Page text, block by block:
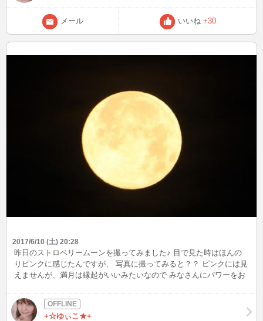
メール いいね +30
2017/6/10 (土) 20:28
昨日のストロベリームーンを撮ってみました♪ 目で見た時はほんの
りピンクに感じたんですが、 写真に撮ってみると？？ ピンクには見
えませんが、満月は縁起がいいみたいなので みなさんにパワーをお
+☆ゆぃこ★+